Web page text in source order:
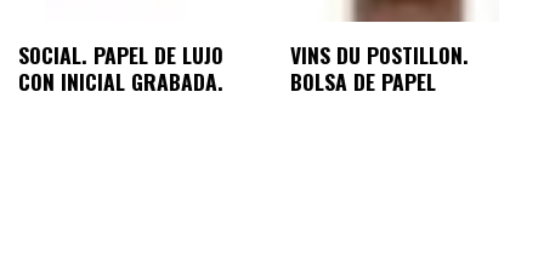
SOCIAL. PAPEL DE LUJO
CON INICIAL GRABADA.
VINS DU POSTILLON.
BOLSA DE PAPEL